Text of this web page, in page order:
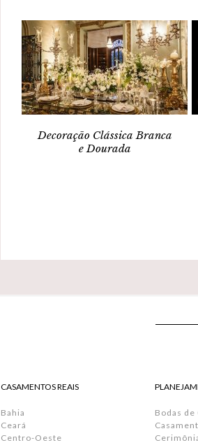
Decoração Clássica Branca
e Dourada
CASAMENTOS REAIS
Bahia
Ceará
Centro-Oeste
Bodas de